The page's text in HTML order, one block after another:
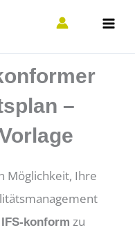
–
Möglichkeit, Ihre
konform zu